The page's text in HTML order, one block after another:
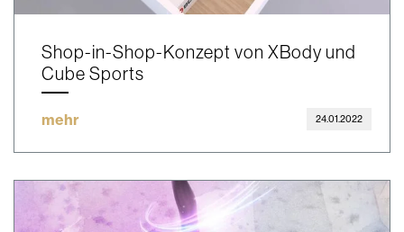
Shop-in-Shop-Konzept von XBody und
Cube Sports
mehr 24.01.2022